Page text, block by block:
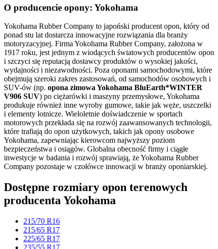
O producencie opony: Yokohama
Yokohama Rubber Company to japoński producent opon, który od
ponad stu lat dostarcza innowacyjne rozwiązania dla branży
motoryzacyjnej. Firma Yokohama Rubber Company, założona w
1917 roku, jest jednym z wiodących światowych producentów opon
i szczyci się reputacją dostawcy produktów o wysokiej jakości,
wydajności i niezawodności. Poza oponami samochodowymi, które
obejmują szeroki zakres zastosowań, od samochodów osobowych i
SUV-ów (np. opona zimowa Yokohama BluEarth*WINTER
V906 SUV) po ciężarówki i maszyny przemysłowe, Yokohama
produkuje również inne wyroby gumowe, takie jak węże, uszczelki
i elementy lotnicze. Wieloletnie doświadczenie w sportach
motorowych przekłada się na rozwój zaawansowanych technologii,
które trafiają do opon użytkowych, takich jak opony osobowe
Yokohama, zapewniając kierowcom najwyższy poziom
bezpieczeństwa i osiągów. Globalna obecność firmy i ciągłe
inwestycje w badania i rozwój sprawiają, że Yokohama Rubber
Company pozostaje w czołówce innowacji w branży oponiarskiej.
Dostępne rozmiary opon terenowych
producenta Yokohama
215/70 R16
215/65 R17
225/65 R17